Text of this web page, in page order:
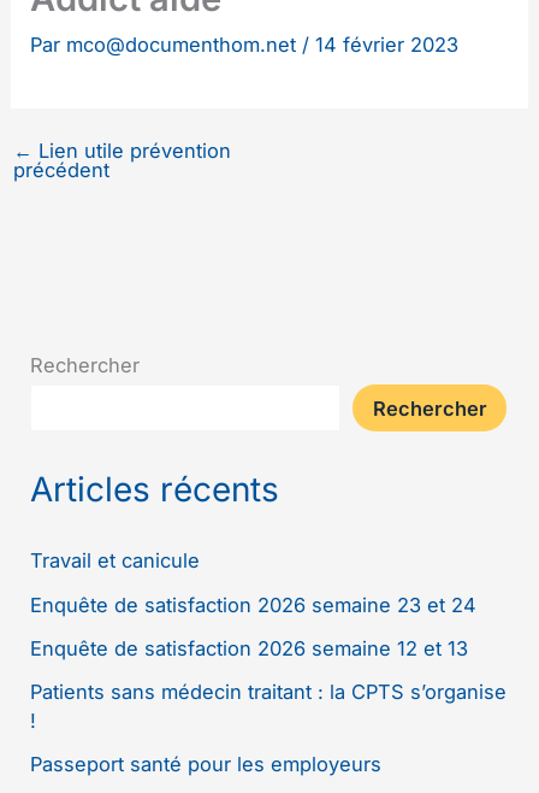
Par mco@documenthom.net /14 février 2023
← Lien utile prévention
précédent
Rechercher
Rechercher
Articles récents
Travail et canicule
Enquête de satisfaction 2026 semaine 23 et 24
Enquête de satisfaction 2026 semaine 12 et 13
Patients sans médecin traitant : la CPTS s’organise
!
Passeport santé pour les employeurs